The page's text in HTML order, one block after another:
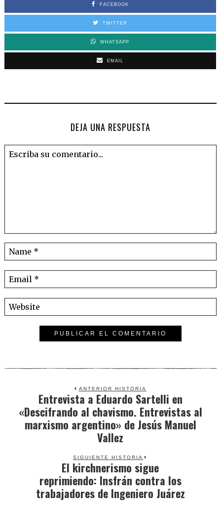
FACEBOOK
TWITTER
WHATSAPP
EMAIL
DEJA UNA RESPUESTA
ANTERIOR HISTORIA
Previous
post:
Entrevista a Eduardo Sartelli en
«Descifrando al chavismo. Entrevistas al
marxismo argentino» de Jesús Manuel
Vallez
SIGUIENTE HISTORIA
Next
post:
El kirchnerismo sigue
reprimiendo: Insfrán contra los
trabajadores de Ingeniero Juárez